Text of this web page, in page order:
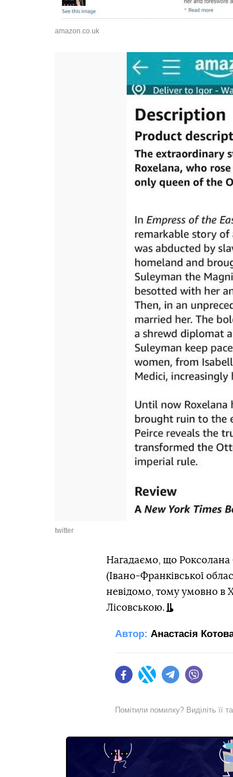
amazon.co.uk
twitter
Нагадаємо, що Роксолана
(Івано-Франківської
невідомо, тому умовно в
Лісовською.
Автор: Анастасія
FacebookTwitter Telegram
Помітили помилку? Виділіть її